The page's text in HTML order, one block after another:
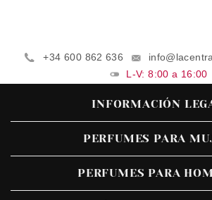
+34 600 862 636
L-V: 8:00 a 16:00
INFORMACIÓN
PERFUMES PARA
PERFUMES PARA